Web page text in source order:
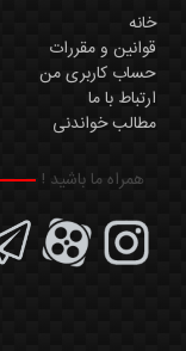
خانه
قوانین و مقررات
حساب کاربری من
ارتباط با ما
مطالب خواندنی
همراه ما باشید !